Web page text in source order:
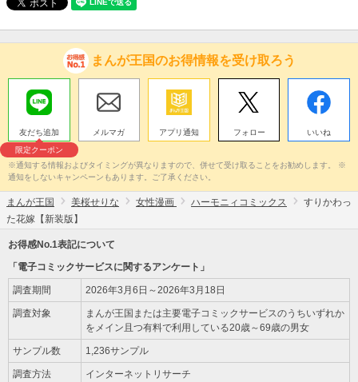
まんが王国のお得情報を受け取ろう
友だち追加
限定クーポン
メルマガ アプリ通知 フォロー いいね
※通知する情報およびタイミングが異なりますので、併せて受け取ることをお勧めします。 ※
通知をしないキャンペーンもあります。ご了承ください。
まんが王国 美桜せりな 女性漫画 ハーモニィコミックス
すりかわっ
た花嫁【新装版】
お得感No.1表記について
「電子コミックサービスに関するアンケート」
調査期間 2026年3月6日～2026年3月18日
調査対象
まんが王国または主要電子コミックサービスのうちいずれか
をメイン且つ有料で利用している20歳～69歳の男女
サンプル数 1,236サンプル
調査方法 インターネットリサーチ